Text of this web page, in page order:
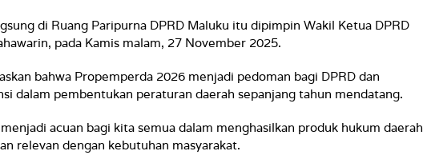
di Ruang Paripurna DPRD Maluku itu dipimpin Wakil Ketua DPRD
pada Kamis malam, 27 November 2025.
bahwa Propemperda 2026 menjadi pedoman bagi DPRD dan
dalam pembentukan peraturan daerah sepanjang tahun mendatang.
acuan bagi kita semua dalam menghasilkan produk hukum daerah
relevan dengan kebutuhan masyarakat.